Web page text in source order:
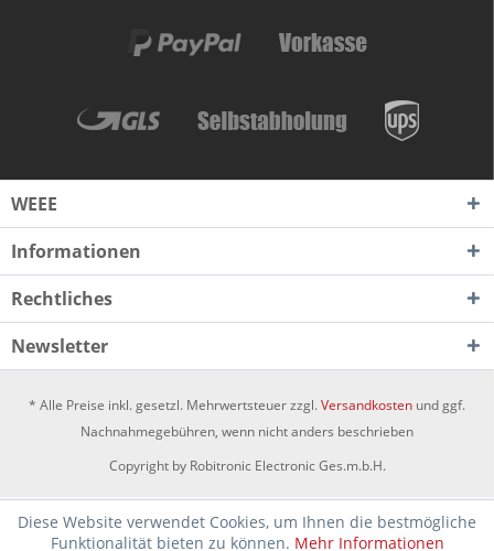
WEEE
Informationen
Rechtliches
Newsletter
* Alle Preise inkl. gesetzl. Mehrwertsteuer zzgl.Versandkosten und ggf.
Nachnahmegebühren, wenn nicht anders beschrieben
Copyright by Robitronic Electronic Ges.m.b.H.
Diese Website verwendet Cookies, um Ihnen die bestmögliche
Funktionalität bieten zu können. Mehr Informationen